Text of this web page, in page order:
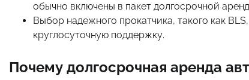
обычно включены в пакет долгосрочной
Выбор надежного прокатчика, такого как
круглосуточную поддержку.
Почему долгосрочная аренда